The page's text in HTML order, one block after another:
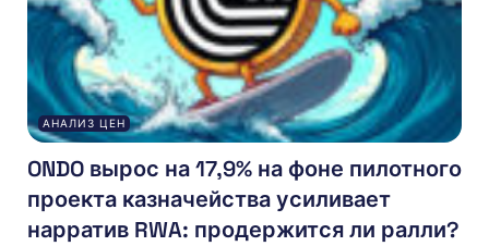
АНАЛИЗ ЦЕН
ONDO вырос на 17,9% на фоне пилотного
проекта казначейства усиливает
нарратив RWA: продержится ли ралли?